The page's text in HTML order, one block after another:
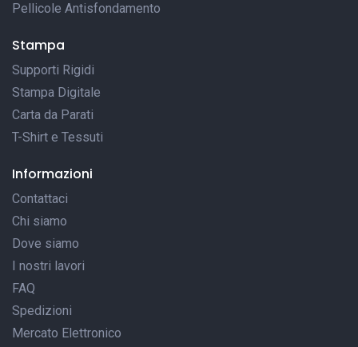
Pellicole Antisfondamento
Stampa
Supporti Rigidi
Stampa Digitale
Carta da Parati
T-Shirt e Tessuti
Informazioni
Contattaci
Chi siamo
Dove siamo
I nostri lavori
FAQ
Spedizioni
Mercato Elettronico